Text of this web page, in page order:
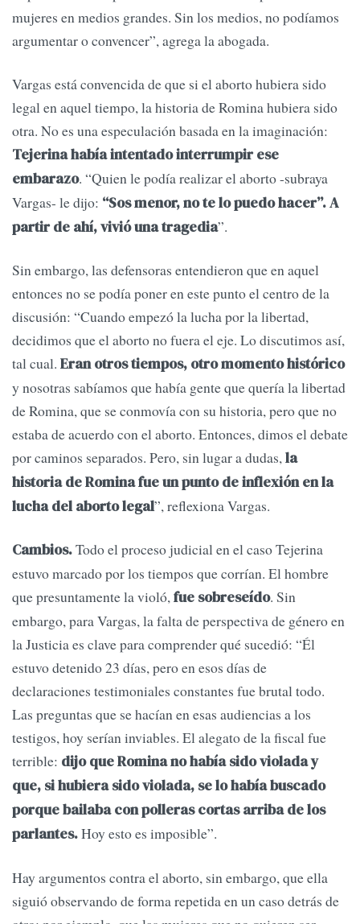
mujeres en medios grandes. Sin los medios, no podíamos
argumentar o convencer”, agrega la abogada.
Vargas está convencida de que si el aborto hubiera sido
legal en aquel tiempo, la historia de Romina hubiera sido
otra. No es una especulación basada en la imaginación:
Tejerina había intentado interrumpir ese
embarazo. “Quien le podía realizar el aborto -subraya
Vargas- le dijo: “Sos menor, no te lo puedo hacer”. A
partir de ahí, vivió una tragedia”.
Sin embargo, las defensoras entendieron que en aquel
entonces no se podía poner en este punto el centro de la
discusión: “Cuando empezó la lucha por la libertad,
decidimos que el aborto no fuera el eje. Lo discutimos así,
tal cual. Eran otros tiempos, otro momento histórico
y nosotras sabíamos que había gente que quería la libertad
de Romina, que se conmovía con su historia, pero que no
estaba de acuerdo con el aborto. Entonces, dimos el debate
por caminos separados. Pero, sin lugar a dudas,la
historia de Romina fue un punto de inflexión en la
lucha del aborto legal”, reflexiona Vargas.
Cambios.Todo el proceso judicial en el caso Tejerina
estuvo marcado por los tiempos que corrían. El hombre
que presuntamente la violó,fue sobreseído. Sin
embargo, para Vargas, la falta de perspectiva de género en
la Justicia es clave para comprender qué sucedió: “Él
estuvo detenido 23 días, pero en esos días de
declaraciones testimoniales constantes fue brutal todo.
Las preguntas que se hacían en esas audiencias a los
testigos, hoy serían inviables. El alegato de la fiscal fue
terrible: dijo que Romina no había sido violada y
que, si hubiera sido violada, se lo había buscado
porque bailaba con polleras cortas arriba de los
parlantes.Hoy esto es imposible”.
Hay argumentos contra el aborto, sin embargo, que ella
siguió observando de forma repetida en un caso detrás de